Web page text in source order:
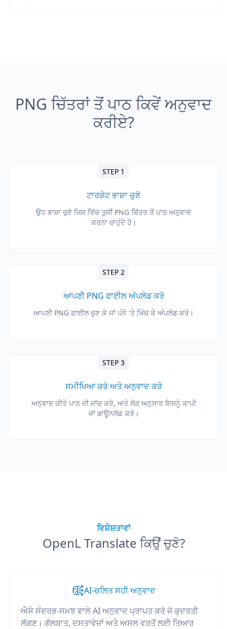
PNG ਚਿੱਤਰਾਂ ਤੋਂ ਪਾਠ ਕਿਵੇਂ ਅਨੁਵਾਦ
ਕਰੀਏ?
STEP 1
ਟਾਰਗੇਟ ਭਾਸ਼ਾ ਚੁਣੋ
ਉਹ ਭਾਸ਼ਾ ਚੁਣੋ ਜਿਸ ਵਿੱਚ ਤੁਸੀਂ PNG ਚਿੱਤਰ ਤੋਂ ਪਾਠ ਅਨੁਵਾਦ
ਕਰਨਾ ਚਾਹੁੰਦੇ ਹੋ।
STEP 2
ਆਪਣੀ PNG ਫਾਈਲ ਅੱਪਲੋਡ ਕਰੋ
ਆਪਣੀ PNG ਫਾਈਲ ਚੁਣ ਕੇ ਜਾਂ ਪੰਨੇ 'ਤੇ ਖਿੱਚ ਕੇ ਅੱਪਲੋਡ ਕਰੋ।
STEP 3
ਸਮੀਖਿਆ ਕਰੋ ਅਤੇ ਅਨੁਵਾਦ ਕਰੋ
ਅਨੁਵਾਦ ਕੀਤੇ ਪਾਠ ਦੀ ਜਾਂਚ ਕਰੋ, ਅਤੇ ਲੋੜ ਅਨੁਸਾਰ ਇਸਨੂੰ ਕਾਪੀ
ਜਾਂ ਡਾਊਨਲੋਡ ਕਰੋ।
ਵਿਸ਼ੇਸ਼ਤਾਵਾਂ
OpenL Translate ਕਿਉਂ ਚੁਣੋ?
AI-ਚਲਿਤ ਸਹੀ ਅਨੁਵਾਦ
ਐਸੇ ਸੰਦਰਭ-ਸਮਝ ਵਾਲੇ AI ਅਨੁਵਾਦ ਪ੍ਰਾਪਤ ਕਰੋ ਜੋ ਕੁਦਰਤੀ
ਲੱਗਣ। ਗੱਲਬਾਤ, ਦਸਤਾਵੇਜ਼ਾਂ ਅਤੇ ਅਸਲ ਵਰਤੋਂ ਲਈ ਤਿਆਰ